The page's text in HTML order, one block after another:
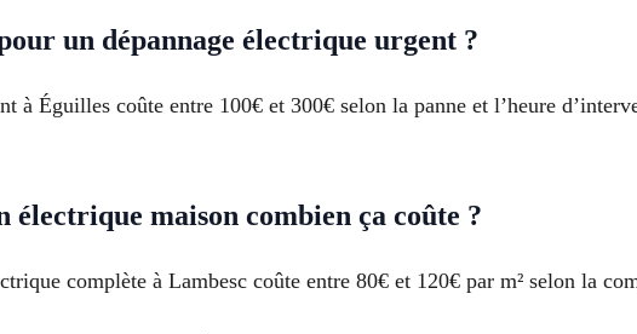
un dépannage électrique urgent ?
à Éguilles coûte entre 100€ et 300€ selon la panne et l’heure
électrique maison combien ça coûte ?
complète à Lambesc coûte entre 80€ et 120€ par m² selon la